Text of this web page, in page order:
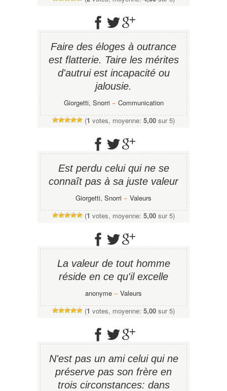
Faire des éloges à outrance
est flatterie. Taire les mérites
d'autrui est incapacité ou
jalousie.
Giorgetti, Snorri− Communication
(1 votes, moyenne: 5,00 sur 5)
Est perdu celui qui ne se
connaît pas à sa juste valeur
Giorgetti, Snorri − Valeurs
(1 votes, moyenne: 5,00 sur 5)
La valeur de tout homme
réside en ce qu'il excelle
anonyme − Valeurs
(1 votes, moyenne: 5,00 sur 5)
N'est pas un ami celui qui ne
préserve pas son frère en
trois circonstances: dans